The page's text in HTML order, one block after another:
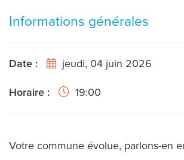
Informations générales
Date :
jeudi, 04 juin 2026
Horaire :
19:00
Votre commune évolue, parlons-en